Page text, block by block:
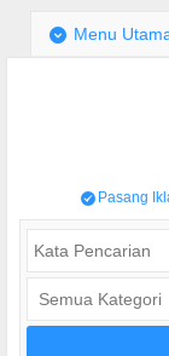
; Menu
/ Pasang